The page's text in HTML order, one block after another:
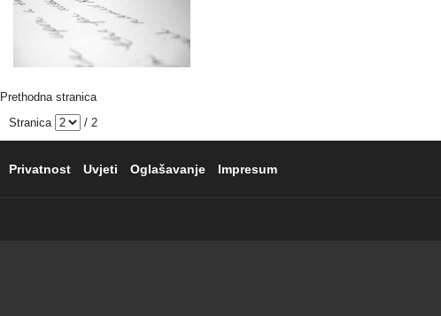
Prethodna stranica
Stranica
/ 2
Privatnost Uvjeti Oglašavanje Impresum